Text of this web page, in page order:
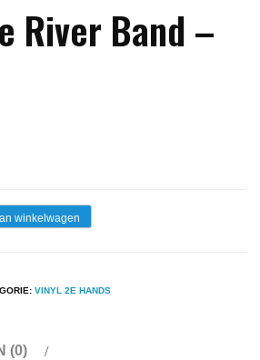
River Band –
winkelwagen
VINYL 2E HANDS
(0)